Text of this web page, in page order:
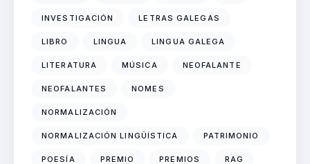
INVESTIGACIÓN LETRAS GALEGAS
LIBRO LINGUA LINGUA GALEGA
LITERATURA MÚSICA NEOFALANTE
NEOFALANTES NOMES
NORMALIZACIÓN
NORMALIZACIÓN LINGÜÍSTICA PATRIMONIO
POESÍA PREMIO PREMIOS RAG